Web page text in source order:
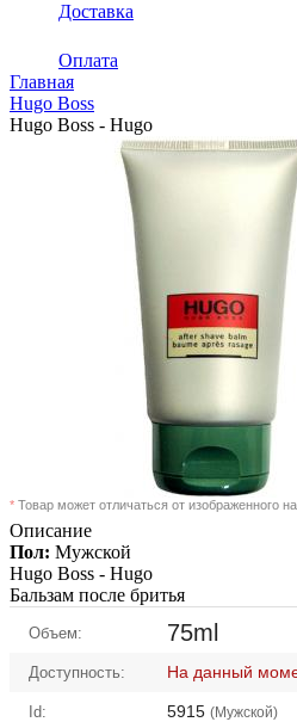
Доставка
Оплата
Главная
Hugo Boss
Hugo Boss - Hugo
* Товар может отличаться от изображенного
Описание
Пол: Мужской
Hugo Boss - Hugo
Бальзам после бритья
Объем: 75ml
Доступность: На данный
Id: 5915 (Мужской)